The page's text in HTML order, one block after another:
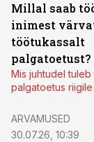
Millal saab
inimest
töötukassalt
palgatoetust?
Mis juhtudel tuleb
palgatoetus
ARVAMUSED
30.07.26, 10:39